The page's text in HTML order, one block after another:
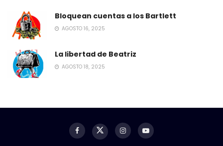
Bloquean cuentas a los Bartlett
AGOSTO 16, 2025
La libertad de Beatriz
AGOSTO 18, 2025